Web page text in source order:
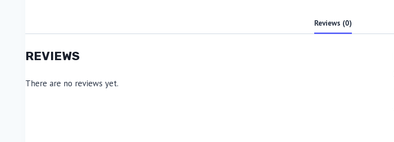
Reviews (0)
REVIEWS
There are no reviews yet.